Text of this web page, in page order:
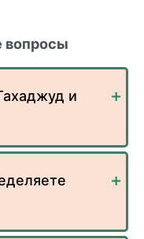
вопросы
и